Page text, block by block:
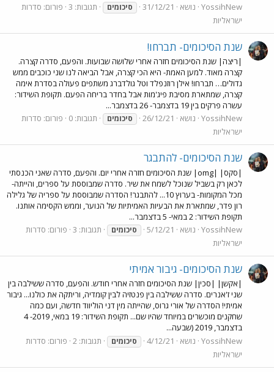
YossihNew נושא 31/12/21 סיכומים תגובות: 3 פורום: סדרות
ישראליות
שנת הסיכומים- תברחו!
|ריצה| שנת הסיכומים חזרה אחרי שלושה שבועות. והפעם, סדרה קצרה.
קצרה מאוד. למען האמת- היא הכי קצרה, אבל הביאה לנו שני כוכבים ממש
גדולים… תברחו! אילן רוזנפלד וטל גולדברג משתפים פעולה בסדרת אימה
קצרה, שמתארת מסיבת פיג'מות אבל בחדר בריחה הפעם. תקופת השידור:
עשרה פרקים בין 19 בדצמבר- 26 בדצמבר...
YossihNew נושא 26/12/21 סיכומים תגובות: 0 פורום: סדרות
ישראליות
שנת הסיכומים- להתבגר
|סקס| |omg| שנת הסיכומים חזרה אחרי יום. והפעם, סדרה שאני הכנסתי
לכאן רק בשביל שנוכל לשמח את שיר. סדרה שמבוססת על ספרים, והייתה-
מכל המקומות- בערוץ 10... להתבגר! הסדרה שמבוססת על ספריה של גלילה
רון פדר, שמתארת את הבעיות האמיתיות של הנוער, וממש הקסימה אותנו.
תקופת השידור: 2 במאי- 5 בדצמבר...
YossihNew נושא 5/12/21 סיכומים תגובות: 3 פורום: סדרות
ישראליות
שנת הסיכומים- גיבור אמיתי
|אקשן| |סכין| שנת הסיכומים חזרה אחרי חודש. והפעם, סדרה ששילבה בין
שני ז'אנרים. סדרה ששילבה בין פנטזיה לבין קומדיה, וריתקה את כולנו... גיבור
אמיתי! הסדרה של אורי גרוס, שהייתה מין דני הוליווד חדשה, ועם כמה
שחקנים מוכשרים במיוחד שהיו שם... תקופת השידור: 19 במאי, 2019- 4
בדצמבר, 2019 (שבעה...
YossihNew נושא 4/12/21 סיכומים תגובות: 2 פורום: סדרות
ישראליות